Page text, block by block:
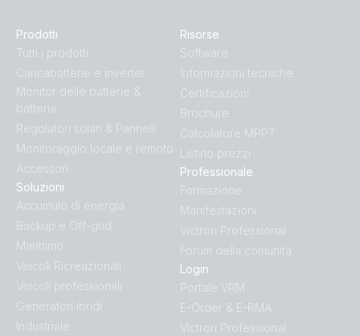
Prodotti
Tutti i prodotti
Caricabatterie e inverter
Monitor delle batterie &
batterie
Regolatori solari & Pannelli
Monitoraggio locale e remoto
Accessori
Soluzioni
Accumulo di energia
Backup e Off-grid
Marittimo
Veicoli Ricreazionali
Veicoli professionali
Generatori ibridi
Industriale
Risorse
Software
Informazioni tecniche
Certificazioni
Brochure
Calcolatore MPPT
Listino prezzi
Professionale
Formazione
Manifestazioni
Victron Professional
Forum della comunità
Login
Portale VRM
E-Order & E-RMA
Victron Professional